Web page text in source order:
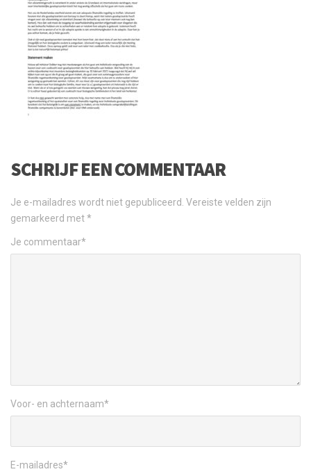
SCHRIJF EEN COMMENTAAR
Je e-mailadres wordt niet gepubliceerd. Vereiste velden zijn
gemarkeerd met*
Je commentaar*
Voor- en achternaam*
E-mailadres*